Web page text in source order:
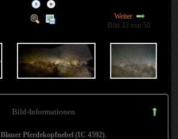
Weiter
Bild 33 von 50
Bild-Informationen
Blauer Pferdekopfnebel (IC 4592)